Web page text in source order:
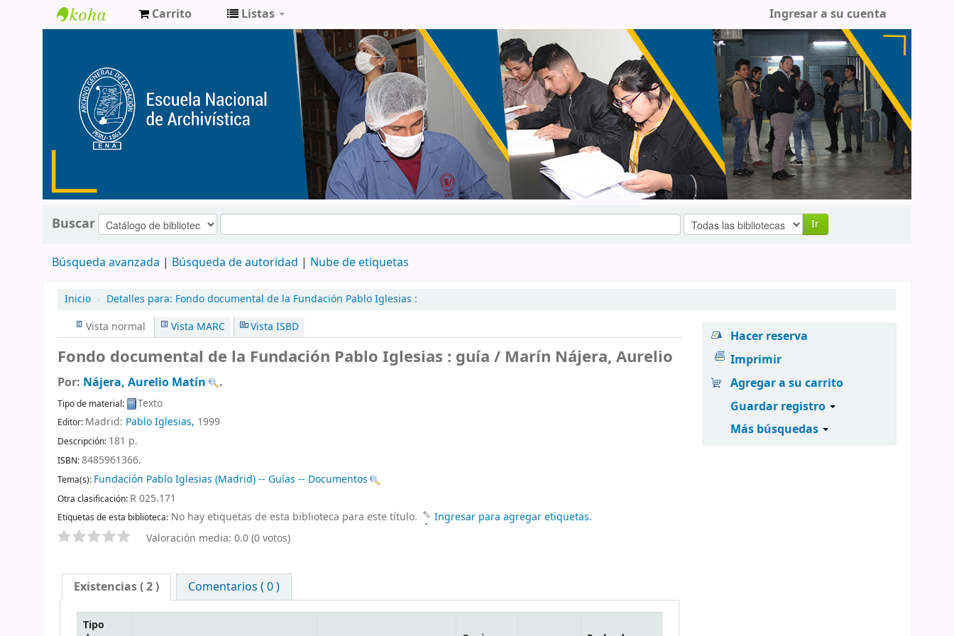
Biblioteca
ENA
Carrito Listas Ingresar a su cuenta
Buscar Ir
Búsqueda avanzada Búsqueda de autoridad Nube de etiquetas
Inicio › Detalles para: Fondo documental de la Fundación Pablo Iglesias :
Vista normal
Vista MARC Vista ISBD
Fondo documental de la Fundación Pablo Iglesias : guía / Marín Nájera, Aurelio
Por: Nájera, Aurelio Matín .
Tipo de material: Texto
Editor: Madrid: Pablo Iglesias, 1999
Descripción: 181 p.
ISBN:8485961366.
Tema(s): Fundación Pablo Iglesias (Madrid) -- Guías -- Documentos
Otra clasificación: R 025.171
Etiquetas de esta biblioteca: No hay etiquetas de esta biblioteca para este título.
Ingresar para agregar etiquetas.
Valoración media: 0.0 (0 votos)
Existencias( 2 ) Comentarios ( 0 )
Tipo
Hacer reserva
Imprimir
Agregar a su carrito
Guardar registro
Más búsquedas